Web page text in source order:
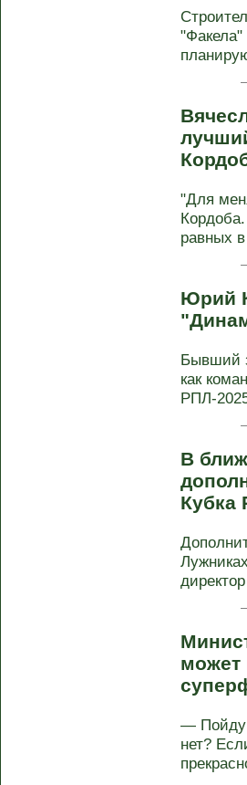
"Для
равных
Юрий
Бывший
как
РПЛ-
В
Кубка
может
— Пойду
нет?